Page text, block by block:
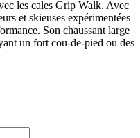
les cales Grip Walk. Avec
et skieuses expérimentées
Son chaussant large
un fort cou-de-pied ou des